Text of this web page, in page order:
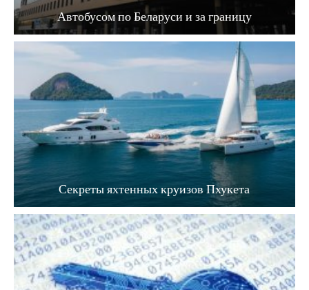
Автобусом по Беларуси и за границу
Секреты яхтенных круизов Пхукета